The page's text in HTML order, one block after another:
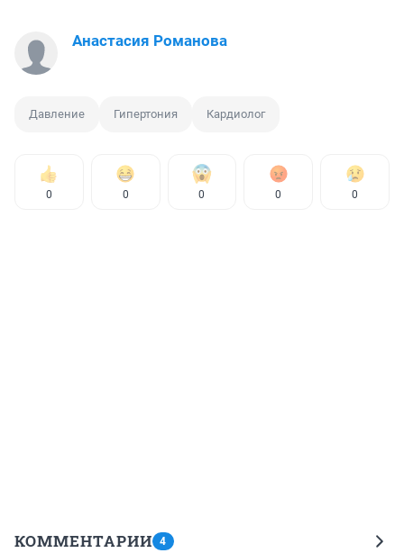
Анастасия Романова
Давление Гипертония Кардиолог
0 0 0 0 0
КОММЕНТАРИИ 4